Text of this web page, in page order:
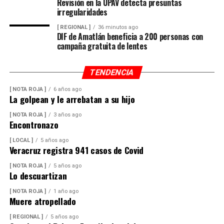
La sentencia representa uno de los primeros fallos
derivados de aquel operativo y confirma la
responsabilidad penal de los exuniformados por delitos
relacionados con la posesión de droga y el
incumplimiento de sus funciones como servidores
Hasta el momento no se ha informado si el fuego fue
provocado por una falla mecánica, un cortocircuito o
algún otro factor, por lo que serán las investigaciones
correspondientes las que determinen el origen del
Revisión en la UPAV detecta presuntas
irregularidades
[ REGIONAL ] 36 minutos ago
DIF de Amatlán beneficia a 200 personas con
campaña gratuita de lentes
TENDENCIA
[ NOTA ROJA ] 6 años ago
La golpean y le arrebatan a su hijo
[ NOTA ROJA ] 3 años ago
Encontronazo
[ LOCAL ] 5 años ago
Veracruz registra 941 casos de Covid
[ NOTA ROJA ] 5 años ago
Lo descuartizan
[ NOTA ROJA ] 1 año ago
Muere atropellado
[ REGIONAL ] 5 años ago